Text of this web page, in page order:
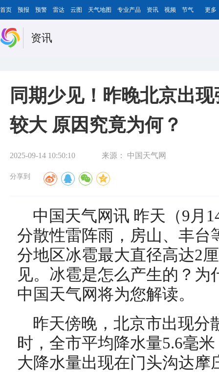
首页 预报 预警 雷达 云图 天气地图 专业产品 资讯 视频 节气 更多
资讯
同期少见！昨晚北京出
较大 原因究竟为何？
2025-09-14 10:50:10 来源： 中国天气网
分享到
中国天气网讯 昨天（9月
分散性雷阵雨，房山、丰台
分地区冰雹最大直径高达2
见。冰雹是怎么产生的？
中国天气网将为您解读。
昨天傍晚，北京市出现分
时，全市平均降水量5.6毫
大降水量出现在门头沟达摩